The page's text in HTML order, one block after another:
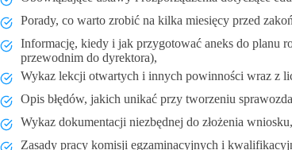
Porady, co warto zrobić na kilka miesięcy przed
Informację, kiedy i jak przygotować aneks do planu
przewodnim do dyrektora),
Wykaz lekcji otwartych i innych powinności wraz z
Opis błędów, jakich unikać przy tworzeniu
Wykaz dokumentacji niezbędnej do złożenia wniosku,
Zasady pracy komisji egzaminacyjnych i